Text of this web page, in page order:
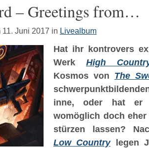
– Greetings from…
11. Juni 2017 in Livealbum
Hat ihr kontrovers
Werk High
Kosmos von The
inne, oder hat er
womöglich doch
stürzen lassen?
Low Countrylegen